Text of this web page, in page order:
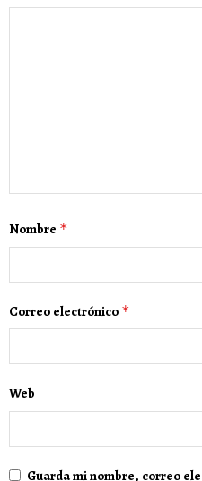
Nombre *
Correo electrónico *
Web
Guarda mi nombre, correo